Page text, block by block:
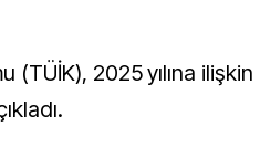
(TÜİK), 2025 yılına ilişkin